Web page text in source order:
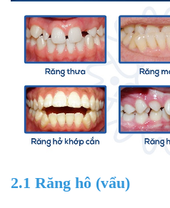
2.1 Răng hô (vẩu)